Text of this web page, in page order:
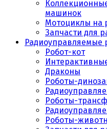
машинок
Мотоциклы на
Запчасти для
Радиоуправляемые
Робот-кот
Драконы
Роботы-
Роботы-
Роботы-